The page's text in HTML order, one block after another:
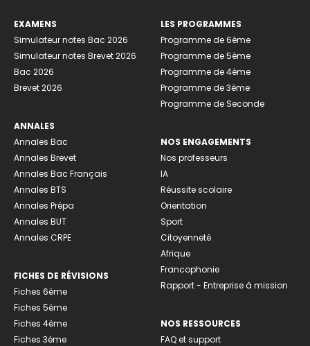
EXAMENS
Simulateur notes Bac 2026
Simulateur notes Brevet 2026
Bac 2026
Brevet 2026
ANNALES
Annales Bac
Annales Brevet
Annales Bac Français
Annales BTS
Annales Prépa
Annales BUT
Annales CRPE
FICHES DE RÉVISIONS
Fiches 6ème
Fiches 5ème
Fiches 4ème
Fiches 3ème
LES PROGRAMMES
Programme de 6ème
Programme de 5ème
Programme de 4ème
Programme de 3ème
Programme de Seconde
NOS ENGAGEMENTS
Nos professeurs
IA
Réussite scolaire
Orientation
Sport
Citoyenneté
Afrique
Francophonie
Rapport - Entreprise à mission
NOS RESSOURCES
FAQ et support